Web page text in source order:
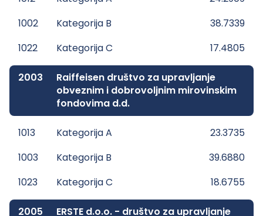
1002
Kategorija B
38.7339
1022
Kategorija C 17.4805
2003
Raiffeisen društvo za upravljanje
obveznim i dobrovoljnim mirovinskim
fondovima d.d.
1013 Kategorija A
23.3735
1003
Kategorija B
39.6880
1023
Kategorija C 18.6755
2005
ERSTE d.o.o. - društvo za upravljanje